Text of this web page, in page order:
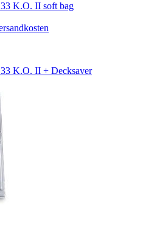
K.O. II soft bag
K.O. II + Decksaver